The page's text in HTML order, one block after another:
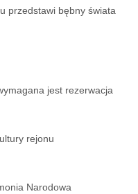
przedstawi bębny świata
jest rezerwacja
rejonu
Narodowa